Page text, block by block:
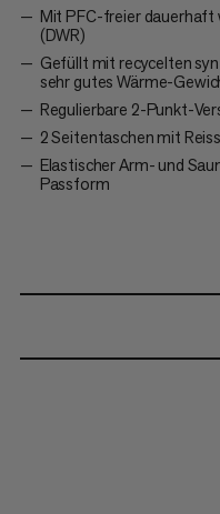
Mit PFC-freier dauerhaft
(DWR)
Gefüllt mit recycelten
sehr gutes Wärme-
Regulierbare 2-Punkt-
2 Seitentaschen mit
Elastischer Arm- und
Passform